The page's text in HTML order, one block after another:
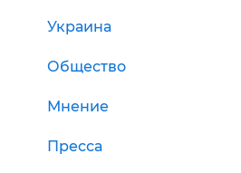
Украина
Общество
Мнение
Пресса